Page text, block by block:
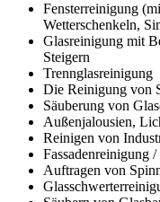
Fensterreinigung
Wetterschenkeln,
Glasreinigung mit
Steigern
Trennglasreinigung
Die Reinigung von
Säuberung von
Außenjalousien,
Reinigen von
Fassadenreinigung
Auftragen von